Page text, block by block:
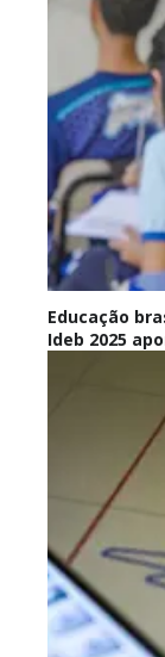
Educação
Ideb 2025